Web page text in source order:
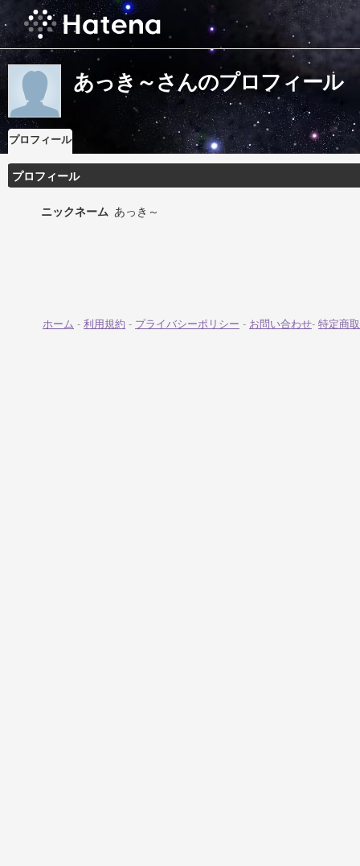
あっき～さんのプロフィール
プロフィール
プロフィール
ニックネーム あっき～
ホーム - 利用規約 - プライバシーポリシー - お問い合わせ- 特定商